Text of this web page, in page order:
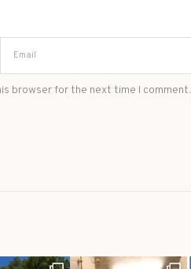
browser for the next time I comment.